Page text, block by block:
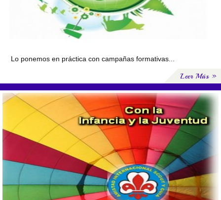
Lo ponemos en práctica con campañas formativas...
Leer Más »